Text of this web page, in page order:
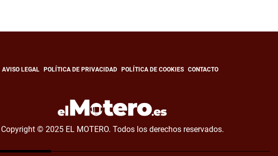
AVISO LEGAL POLÍTICA DE PRIVACIDAD POLÍTICA DE COOKIES CONTACTO
Copyright © 2025 EL MOTERO. Todos los derechos reservados.